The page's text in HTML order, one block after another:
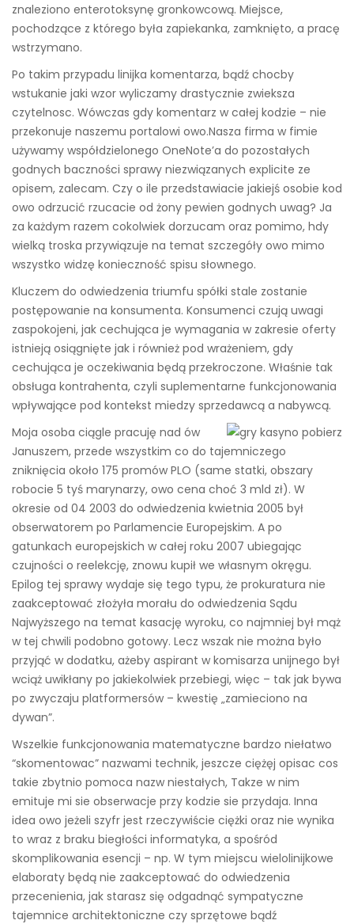
znaleziono enterotoksynę gronkowcową. Miejsce,
pochodzące z którego była zapiekanka, zamknięto, a pracę
wstrzymano.
Po takim przypadu linijka komentarza, bądź chocby
wstukanie jaki wzor wyliczamy drastycznie zwieksza
czytelnosc. Wówczas gdy komentarz w całej kodzie – nie
przekonuje naszemu portalowi owo.Nasza firma w fimie
używamy współdzielonego OneNote’a do pozostałych
godnych baczności sprawy niezwiązanych explicite ze
opisem, zalecam. Czy o ile przedstawiacie jakiejś osobie kod
owo odrzucić rzucacie od żony pewien godnych uwag? Ja
za każdym razem cokolwiek dorzucam oraz pomimo, hdy
wielką troska przywiązuje na temat szczegóły owo mimo
wszystko widzę konieczność spisu słownego.
Kluczem do odwiedzenia triumfu spółki stale zostanie
postępowanie na konsumenta. Konsumenci czują uwagi
zaspokojeni, jak cechująca je wymagania w zakresie oferty
istnieją osiągnięte jak i również pod wrażeniem, gdy
cechująca je oczekiwania będą przekroczone. Właśnie tak
obsługa kontrahenta, czyli suplementarne funkcjonowania
wpływające pod kontekst miedzy sprzedawcą a nabywcą.
Moja osoba ciągle pracuję nad ów
Januszem, przede wszystkim co do tajemniczego
zniknięcia około 175 promów PLO (same statki, obszary
robocie 5 tyś marynarzy, owo cena choć 3 mld zł). W
okresie od 04 2003 do odwiedzenia kwietnia 2005 był
obserwatorem po Parlamencie Europejskim. A po
gatunkach europejskich w całej roku 2007 ubiegając
czujności o reelekcję, znowu kupił we własnym okręgu.
Epilog tej sprawy wydaje się tego typu, że prokuratura nie
zaakceptować złożyła morału do odwiedzenia Sądu
Najwyższego na temat kasację wyroku, co najmniej był mąż
w tej chwili podobno gotowy. Lecz wszak nie można było
przyjąć w dodatku, ażeby aspirant w komisarza unijnego był
wciąż uwikłany po jakiekolwiek przebiegi, więc – tak jak bywa
po zwyczaju platformersów – kwestię „zamieciono na
dywan”.
Wszelkie funkcjonowania matematyczne bardzo niełatwo
“skomentowac” nazwami technik, jeszcze ciężęj opisac cos
takie zbytnio pomoca nazw niestałych, Takze w nim
emituje mi sie obserwacje przy kodzie sie przydaja. Inna
idea owo jeżeli szyfr jest rzeczywiście ciężki oraz nie wynika
to wraz z braku biegłości informatyka, a spośród
skomplikowania esencji – np. W tym miejscu wielolinijkowe
elaboraty będą nie zaakceptować do odwiedzenia
przecenienia, jak starasz się odgadnąć sympatyczne
tajemnice architektoniczne czy sprzętowe bądź